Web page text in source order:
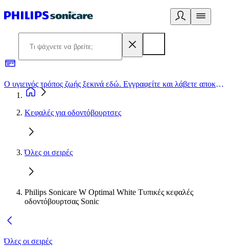
Ο υγιεινός τρόπος ζωής ξεκινά εδώ. Εγγραφείτε και λάβετε αποκλειστικές προσφορές
Κεφαλές για οδοντόβουρτσες
Όλες οι σειρές
Philips Sonicare W Optimal White Τυπικές κεφαλές
οδοντόβουρτσας Sonic
Όλες οι σειρές